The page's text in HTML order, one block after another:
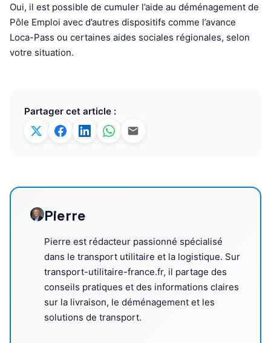
Oui, il est possible de cumuler l’aide au déménagement de
Pôle Emploi avec d’autres dispositifs comme l’avance
Loca-Pass ou certaines aides sociales régionales, selon
votre situation.
Partager cet article :
Pierre
Pierre est rédacteur passionné spécialisé
dans le transport utilitaire et la logistique. Sur
transport-utilitaire-france.fr, il partage des
conseils pratiques et des informations claires
sur la livraison, le déménagement et les
solutions de transport.